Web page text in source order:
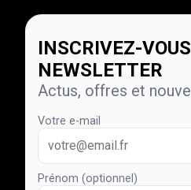
INSCRIVEZ-
NEWSLETTER
Actus, offres et
Votre e-mail
Prénom (optionnel)